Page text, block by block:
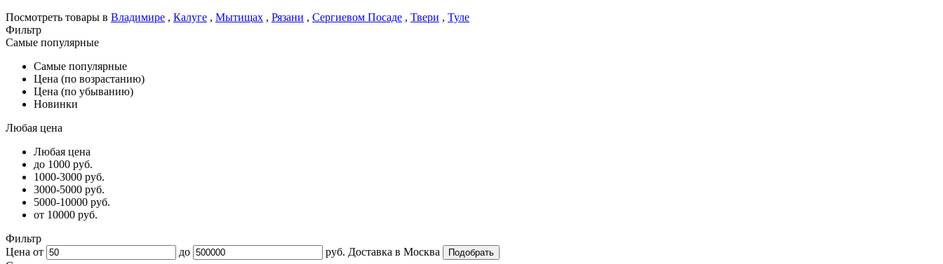
Посмотреть товары в Владимире , Калуге , Мытищах , Рязани , Сергиевом Посаде , Твери , Туле
Фильтр
Самые популярные
Самые популярные
Цена (по возрастанию)
Цена (по убыванию)
Новинки
Любая цена
Любая цена
до 1000 руб.
1000-3000 руб.
3000-5000 руб.
5000-10000 руб.
от 10000 руб.
Фильтр
Цена от
до руб. Доставка в Москва